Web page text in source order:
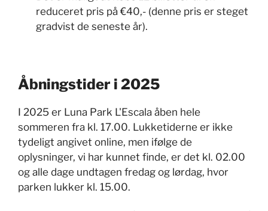
reduceret pris på €40,- (denne pris er steget
gradvist de seneste år).
Åbningstider i 2025
I 2025 er Luna Park L'Escala åben hele
sommeren fra kl. 17.00. Lukketiderne er ikke
tydeligt angivet online, men ifølge de
oplysninger, vi har kunnet finde, er det kl. 02.00
og alle dage undtagen fredag og lørdag, hvor
parken lukker kl. 15.00.